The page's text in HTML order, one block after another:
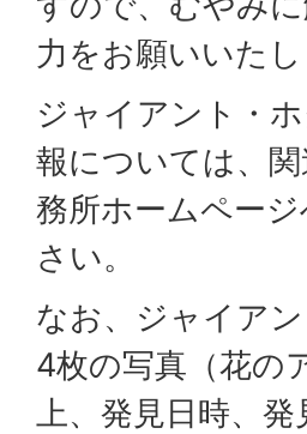
力をお願いいたし
ジャイアント・
報については、
務所ホームペー
さい。
なお、ジャイア
4枚の写真（花の
上、発見日時、